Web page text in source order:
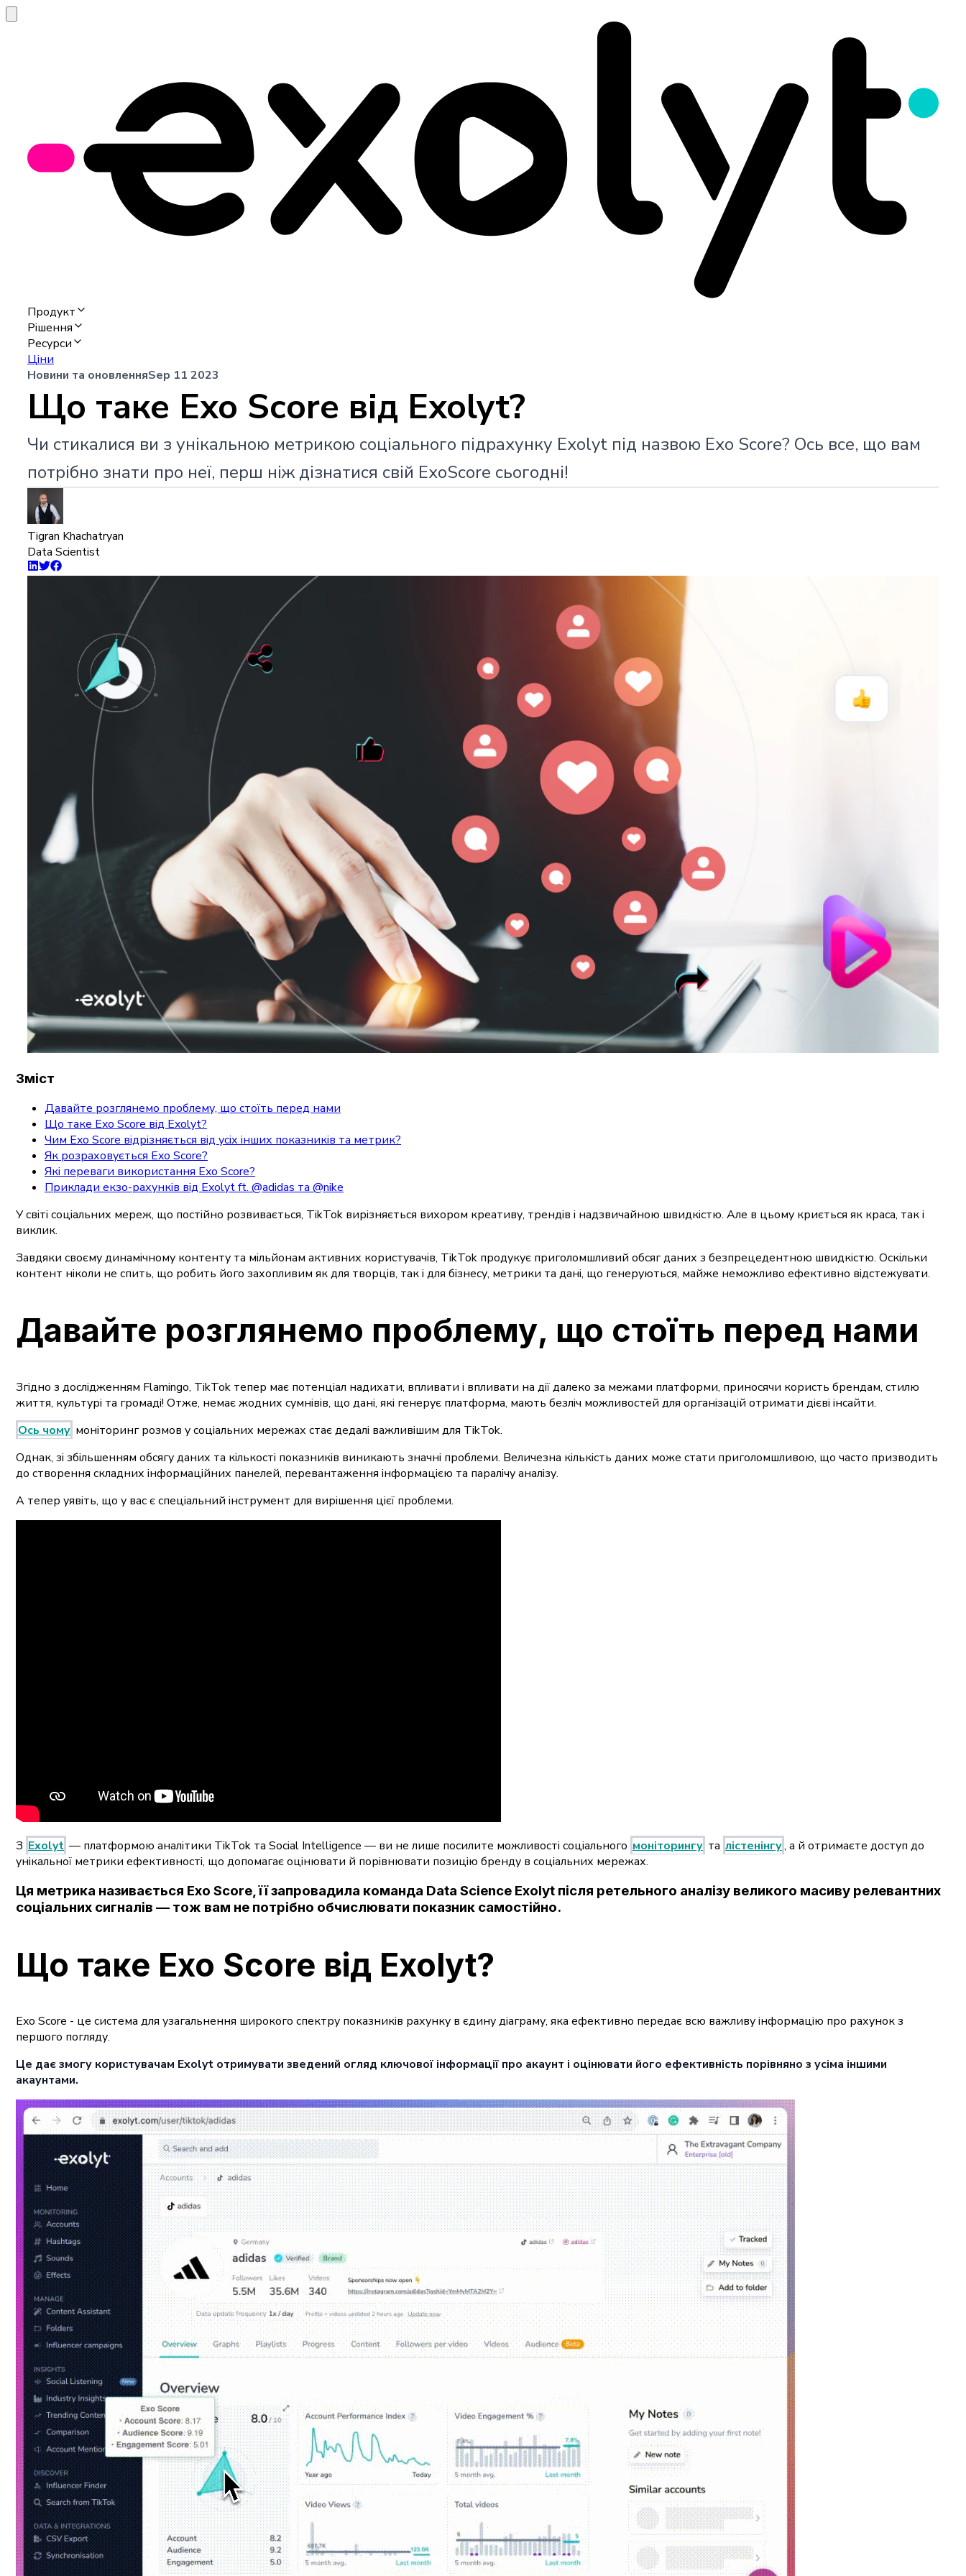
Продукт
Рішення
Ресурси
Ціни
Новини та оновленняSep 11 2023
Що таке Exo Score від Exolyt?
Чи стикалися ви з унікальною метрикою соціального підрахунку Exolyt під назвою Exo Score? Ось все, що вам
потрібно знати про неї, перш ніж дізнатися свій ExoScore сьогодні!
Tigran Khachatryan
Data Scientist
Зміст
Давайте розглянемо проблему, що стоїть перед нами
Що таке Exo Score від Exolyt?
Чим Exo Score відрізняється від усіх інших показників та метрик?
Як розраховується Exo Score?
Які переваги використання Exo Score?
Приклади екзо-рахунків від Exolyt ft. @adidas та @nike
У світі соціальних мереж, що постійно розвивається, TikTok вирізняється вихором креативу, трендів і надзвичайною швидкістю. Але в цьому криється як краса, так і
виклик.
Завдяки своєму динамічному контенту та мільйонам активних користувачів, TikTok продукує приголомшливий обсяг даних з безпрецедентною швидкістю. Оскільки
контент ніколи не спить, що робить його захопливим як для творців, так і для бізнесу, метрики та дані, що генеруються, майже неможливо ефективно відстежувати.
Давайте розглянемо проблему, що стоїть перед нами
Згідно з дослідженням Flamingo, TikTok тепер має потенціал надихати, впливати і впливати на дії далеко за межами платформи, приносячи користь брендам, стилю
життя, культурі та громаді! Отже, немає жодних сумнівів, що дані, які генерує платформа, мають безліч можливостей для організацій отримати дієві інсайти.
Ось чому моніторинг розмов у соціальних мережах стає дедалі важливішим для TikTok.
Однак, зі збільшенням обсягу даних та кількості показників виникають значні проблеми. Величезна кількість даних може стати приголомшливою, що часто призводить
до створення складних інформаційних панелей, перевантаження інформацією та паралічу аналізу.
А тепер уявіть, що у вас є спеціальний інструмент для вирішення цієї проблеми.
З Exolyt — платформою аналітики TikTok та Social Intelligence — ви не лише посилите можливості соціального моніторингу та лістенінгу, а й отримаєте доступ до
унікальної метрики ефективності, що допомагає оцінювати й порівнювати позицію бренду в соціальних мережах.
Ця метрика називається Exo Score, її запровадила команда Data Science Exolyt після ретельного аналізу великого масиву релевантних
соціальних сигналів — тож вам не потрібно обчислювати показник самостійно.
Що таке Exo Score від Exolyt?
Exo Score - це система для узагальнення широкого спектру показників рахунку в єдину діаграму, яка ефективно передає всю важливу інформацію про рахунок з
першого погляду.
Це дає змогу користувачам Exolyt отримувати зведений огляд ключової інформації про акаунт і оцінювати його ефективність порівняно з усіма іншими
акаунтами.